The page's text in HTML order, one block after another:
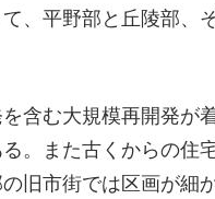
、平野部と丘陵部、
含む大規模再開発が
。また古くからの住
旧市街では区画が細